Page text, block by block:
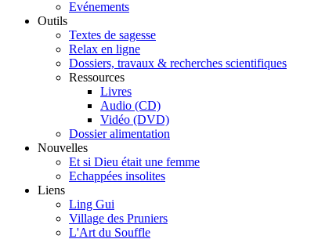
Evénements
Outils
Textes de sagesse
Relax en ligne
Dossiers, travaux & recherches scientifiques
Ressources
Livres
Audio (CD)
Vidéo (DVD)
Dossier alimentation
Nouvelles
Et si Dieu était une femme
Echappées insolites
Liens
Ling Gui
Village des Pruniers
L'Art du Souffle